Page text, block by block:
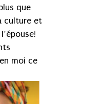
que
culture et
moi ce